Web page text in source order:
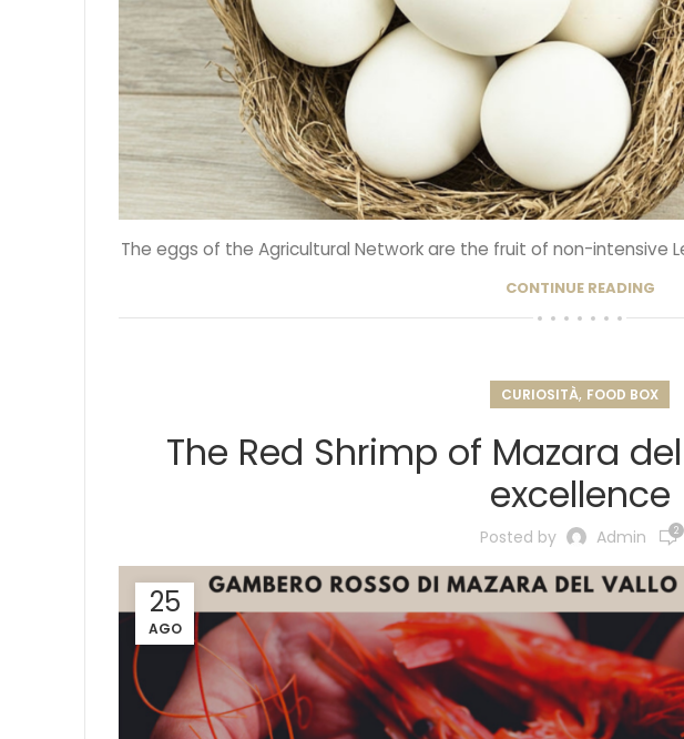
The eggs of the Agricultural Network are the fruit of non-intensive
CONTINUE READING
CURIOSITÀ, FOOD BOX
The Red Shrimp of Mazara
excellence
Posted by Admin 2
25
AGO